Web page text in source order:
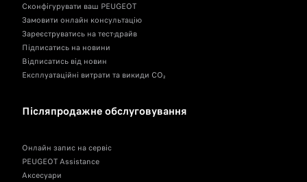
Сконфігурувати ваш PEUGEOT
Замовити онлайн консультацію
Зареєструватись на тест-драйв
Підписатись на новини
Відписатись від новин
Експлуатаційні витрати та викиди CO₂
Післяпродажне обслуговування
Онлайн запис на сервіс
PEUGEOT Assistance
Аксесуари